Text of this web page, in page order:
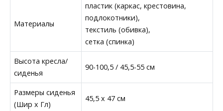
Материалы
пластик (каркас, крестовина,
подлокотники),
текстиль (обивка),
сетка (спинка)
Высота кресла/
сиденья
90-100,5 / 45,5-55 см
Размеры сиденья
(Шир х Гл)
45,5 x 47 см